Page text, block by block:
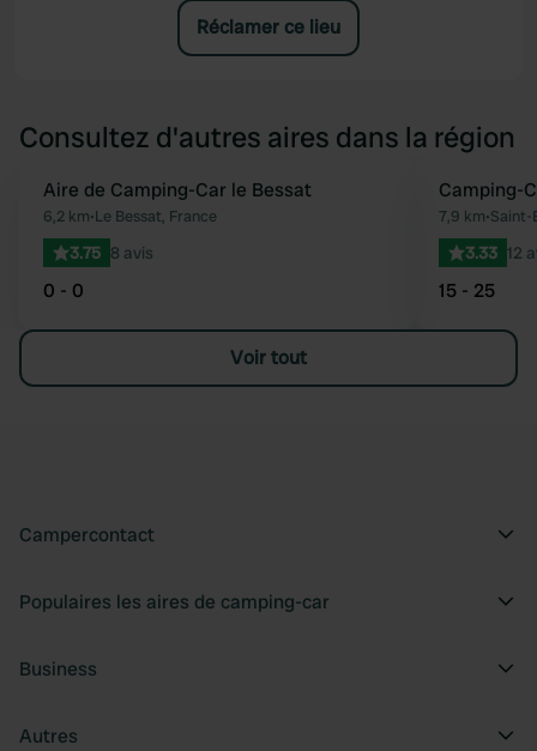
Réclamer ce lieu
Consultez d'autres aires dans la région
Préféré
Aire de Camping-Car le Bessat
6,2 km•Le Bessat, France
3.75 8 avis
0 - 0
Camping-
7,9 km•Saint-
3.33 12
15 - 25
Voir tout
Campercontact
Populaires les aires de camping-car
Business
Autres